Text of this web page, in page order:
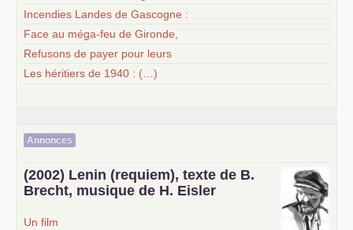
Incendies Landes de Gascogne :
Face au méga-feu de Gironde,
Refusons de payer pour leurs
Les héritiers de 1940 : (…)
Annonces
(2002) Lenin (requiem), texte de B.
Brecht, musique de H. Eisler
Un film